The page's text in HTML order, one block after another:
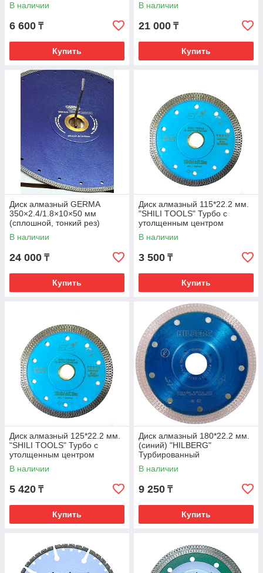
В наличии
6 600 ₸
Купить
В наличии
21 000 ₸
Купить
Диск алмазный GERMA
350×2.4/1.8×10×50 мм
(сплошной, тонкий рез)
В наличии
24 000 ₸
Купить
Диск алмазный 115*22.2 мм.
"SHILI TOOLS" Турбо c
утолщенным центром
В наличии
3 500 ₸
Купить
Диск алмазный 125*22.2 мм.
"SHILI TOOLS" Турбо c
утолщенным центром
В наличии
5 420 ₸
Купить
Диск алмазный 180*22.2 мм.
(синий) "HILBERG"
Турбированный
В наличии
9 250 ₸
Купить